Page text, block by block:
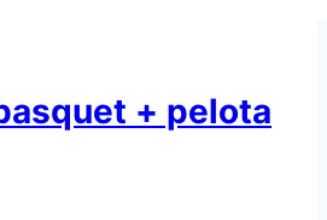
+ pelota